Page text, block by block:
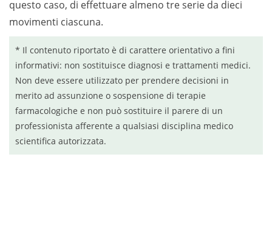
questo caso, di effettuare almeno tre serie da dieci
movimenti ciascuna.
* Il contenuto riportato è di carattere orientativo a fini
informativi: non sostituisce diagnosi e trattamenti medici.
Non deve essere utilizzato per prendere decisioni in
merito ad assunzione o sospensione di terapie
farmacologiche e non può sostituire il parere di un
professionista afferente a qualsiasi disciplina medico
scientifica autorizzata.